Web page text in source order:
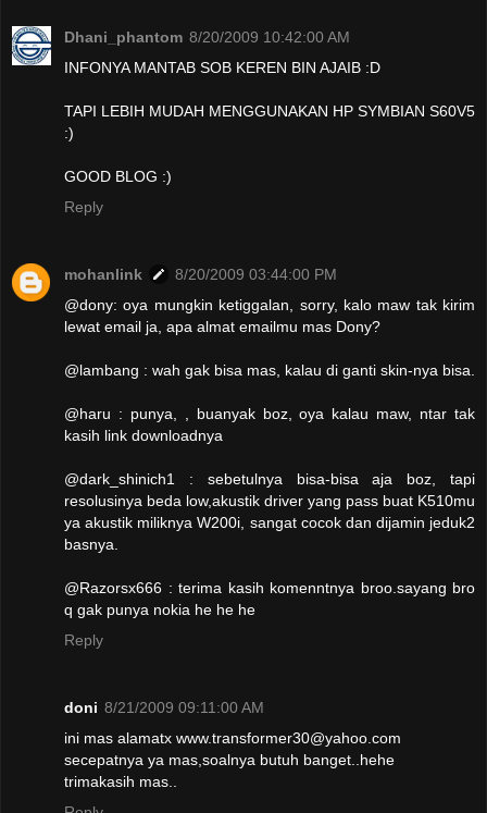
Dhani_phantom 8/20/2009 10:42:00 AM
INFONYA MANTAB SOB KEREN BIN AJAIB :D
TAPI LEBIH MUDAH MENGGUNAKAN HP SYMBIAN S60V5
:)
GOOD BLOG :)
Reply
mohanlink
8/20/2009 03:44:00 PM
@dony: oya mungkin ketiggalan, sorry, kalo maw tak kirim
lewat email ja, apa almat emailmu mas Dony?
@lambang : wah gak bisa mas, kalau di ganti skin-nya bisa.
@haru : punya, , buanyak boz, oya kalau maw, ntar tak
kasih link downloadnya
@dark_shinich1 : sebetulnya bisa-bisa aja boz, tapi
resolusinya beda low,akustik driver yang pass buat K510mu
ya akustik miliknya W200i, sangat cocok dan dijamin jeduk2
basnya.
@Razorsx666 : terima kasih komenntnya broo.sayang bro
q gak punya nokia he he he
Reply
doni 8/21/2009 09:11:00 AM
ini mas alamatx www.transformer30@yahoo.com
secepatnya ya mas,soalnya butuh banget..hehe
trimakasih mas..